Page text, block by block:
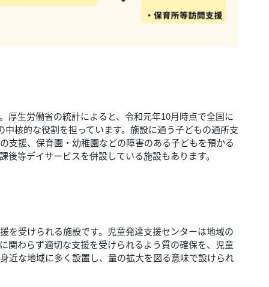
厚生労働省の統計によると、令和元年10月時点で全国に
核的な役割を担っています。施設に通う子どもの通所支
支援、保育園・幼稚園などの障害のある子どもを預かる
等デイサービスを併設している施設もあります。
を受けられる施設です。児童発達支援センターは地域の
関わらず適切な支援を受けられるよう質の確保を、児童
近な地域に多く設置し、量の拡大を図る意味で設けられ